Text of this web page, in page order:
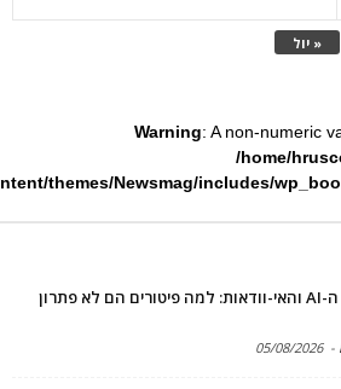
« יול
Warning: A non-numeric
/home/
themes/Newsmag/includes/
שימור עובדים בעידן ה-AI והאי-וודאות: למה פיטורים הם לא פתרון
-
05/08/2026